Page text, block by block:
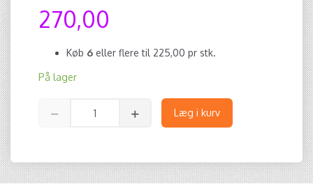
270,00
Køb 6 eller flere til 225,00 pr stk.
På lager
Læg i kurv